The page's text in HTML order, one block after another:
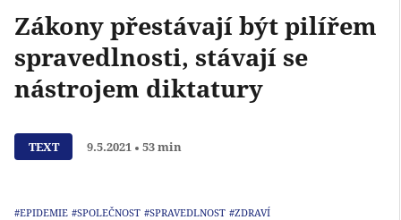
Zákony přestávají být pilířem
spravedlnosti, stávají se
nástrojem diktatury
TEXT 9.5.2021 53 min
#EPIDEMIE #SPOLEČNOST #SPRAVEDLNOST #ZDRAVÍ